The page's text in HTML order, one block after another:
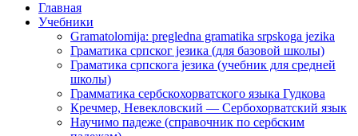
Главное меню
Главная
Учебники
Gramatolomija: pregledna gramatika srpskoga jezika
Граматика српског jезика (для базовой школы)
Граматика српскога jезика (учебник для средней
школы)
Грамматика сербскохорватского языка Гудкова
Кречмер, Невекловский — Сербохорватский язык
Научимо падеже (справочник по сербским